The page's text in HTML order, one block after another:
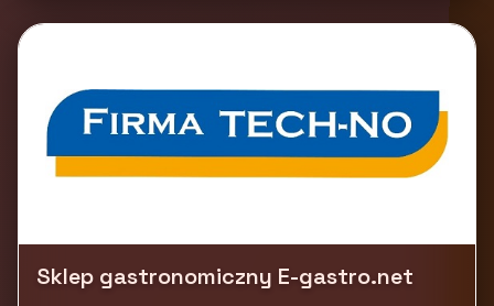
Sklep gastronomiczny E-gastro.net